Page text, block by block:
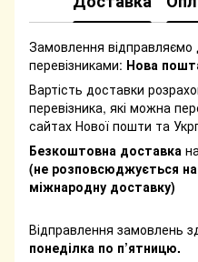
Замовлення
перевізниками: Нова
Вартість доставки
перевізника, які можна
сайтах Нової пошти та
Безкоштовна доставка
(не розповсюджується
міжнародну доставку)
Відправлення замовлень
понеділка по п’ятницю.